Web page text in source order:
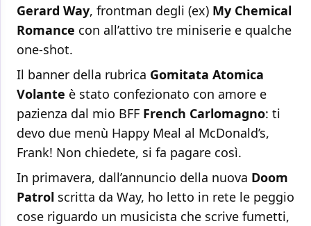
Gerard Way, frontman degli (ex) My Chemical
Romance con all’attivo tre miniserie e qualche
one-shot.
Il banner della rubrica Gomitata Atomica
Volante è stato confezionato con amore e
pazienza dal mio BFF French Carlomagno: ti
devo due menù Happy Meal al McDonald’s,
Frank! Non chiedete, si fa pagare così.
In primavera, dall’annuncio della nuova Doom
Patrol scritta da Way, ho letto in rete le peggio
cose riguardo un musicista che scrive fumetti,